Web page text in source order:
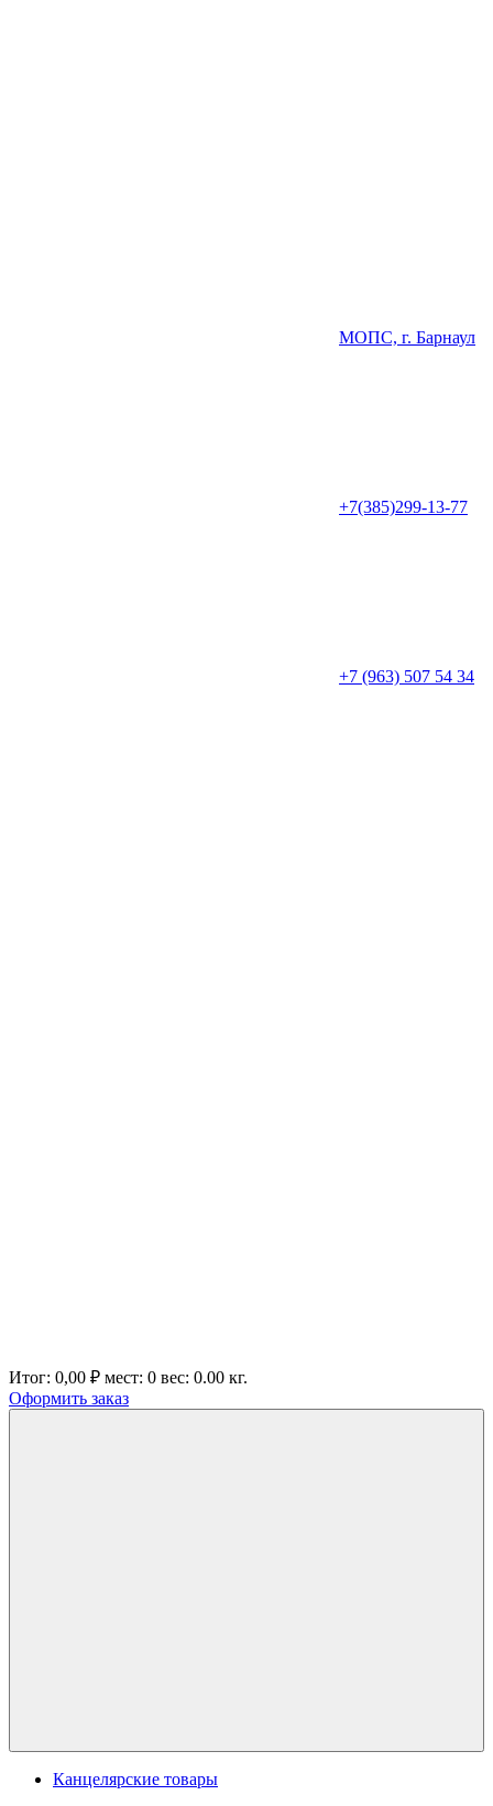
МОПС, г. Барнаул
+7(385)299-13-77
+7 (963) 507 54 34
Итог: 0,00 ₽ мест: 0 вес: 0.00 кг.
Оформить заказ
Канцелярские товары